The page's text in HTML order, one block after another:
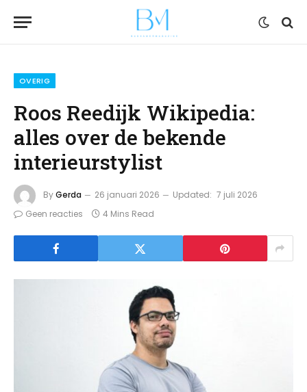
OVERIG
Roos Reedijk Wikipedia:
alles over de bekende
interieurstylist
ByGerda 26 januari 2026 Updated: 7 juli 2026
Geen reacties
4 Mins Read